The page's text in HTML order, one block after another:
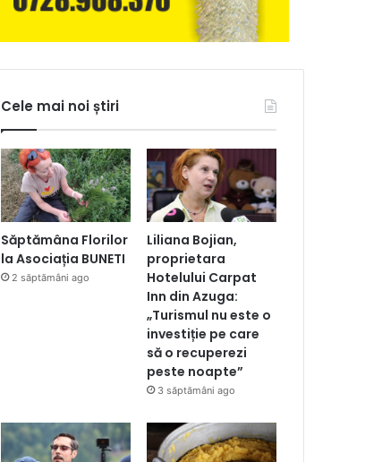
Cele mai noi știri
Săptămâna Florilor
la Asociația BUNETI
2 săptămâni ago
Liliana Bojian,
proprietara
Hotelului Carpat
Inn din Azuga:
„Turismul nu este o
investiție pe care
să o recuperezi
peste noapte”
3 săptămâni ago